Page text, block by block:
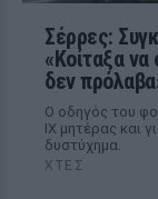
Σέρρες:
«Κοίταξα
δεν
Ο οδηγός του
ΙΧ μητέρας και
δυστύχημα.
ΧΤΕΣ